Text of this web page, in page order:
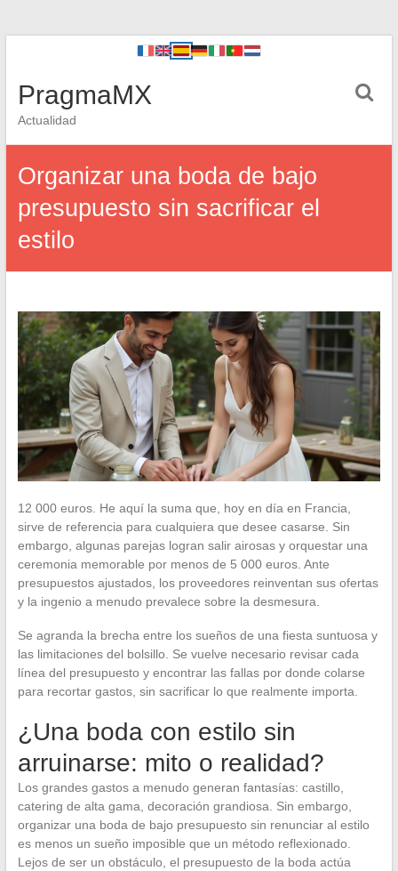
PragmaMX
Actualidad
Organizar una boda de bajo
presupuesto sin sacrificar el
estilo
12 000 euros. He aquí la suma que, hoy en día en Francia,
sirve de referencia para cualquiera que desee casarse. Sin
embargo, algunas parejas logran salir airosas y orquestar una
ceremonia memorable por menos de 5 000 euros. Ante
presupuestos ajustados, los proveedores reinventan sus ofertas
y la ingenio a menudo prevalece sobre la desmesura.
Se agranda la brecha entre los sueños de una fiesta suntuosa y
las limitaciones del bolsillo. Se vuelve necesario revisar cada
línea del presupuesto y encontrar las fallas por donde colarse
para recortar gastos, sin sacrificar lo que realmente importa.
¿Una boda con estilo sin
arruinarse: mito o realidad?
Los grandes gastos a menudo generan fantasías: castillo,
catering de alta gama, decoración grandiosa. Sin embargo,
organizar una boda de bajo presupuesto sin renunciar al estilo
es menos un sueño imposible que un método reflexionado.
Lejos de ser un obstáculo, el presupuesto de la boda actúa